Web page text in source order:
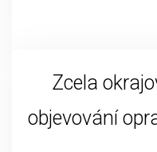
Zcela
objevování